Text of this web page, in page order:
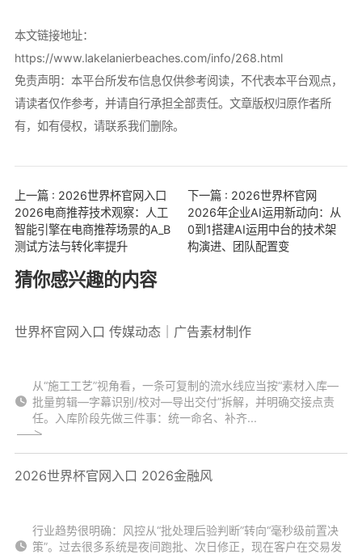
本文链接地址：
https://www.lakelanierbeaches.com/info/268.html
免责声明：本平台所发布信息仅供参考阅读，不代表本平台观点，
请读者仅作参考，并请自行承担全部责任。文章版权归原作者所
有，如有侵权，请联系我们删除。
上一篇 : 2026世界杯官网入口
2026电商推荐技术观察：人工
智能引擎在电商推荐场景的A_B
测试方法与转化率提升
下一篇 : 2026世界杯官网
2026年企业AI运用新动向：从
0到1搭建AI运用中台的技术架
构演进、团队配置变
猜你感兴趣的内容
世界杯官网入口 传媒动态｜广告素材制作
从“施工工艺”视角看，一条可复制的流水线应当按“素材入库—
批量剪辑—字幕识别/校对—导出交付”拆解，并明确交接点责
任。入库阶段先做三件事：统一命名、补齐...
2026世界杯官网入口 2026金融风
行业趋势很明确：风控从“批处理后验判断”转向“毫秒级前置决
策”。过去很多系统是夜间跑批、次日修正，现在客户在交易发